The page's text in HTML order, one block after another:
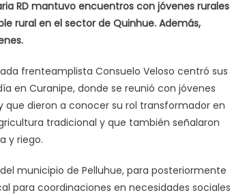
RD mantuvo encuentros con jóvenes rurales
rural en el sector de Quinhue. Además,
frenteamplista Consuelo Veloso centró sus
en Curanipe, donde se reunió con jóvenes
que dieron a conocer su rol transformador en
tradicional y que también señalaron
y riego.
municipio de Pelluhue, para posteriormente
para coordinaciones en necesidades sociales